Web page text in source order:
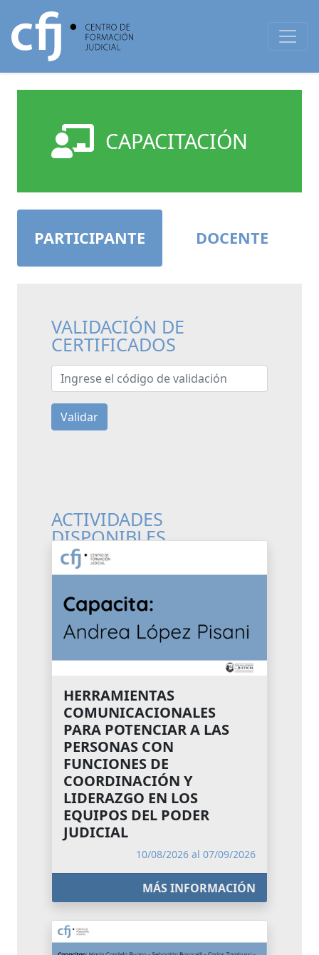
CAPACITACIÓN
PARTICIPANTE DOCENTE
VALIDACIÓN DE
CERTIFICADOS
Ingrese el código de validación
Validar
ACTIVIDADES
DISPONIBLES
HERRAMIENTAS
COMUNICACIONALES
PARA POTENCIAR A LAS
PERSONAS CON
FUNCIONES DE
COORDINACIÓN Y
LIDERAZGO EN LOS
EQUIPOS DEL PODER
JUDICIAL
10/08/2026 al 07/09/2026
MÁS INFORMACIÓN